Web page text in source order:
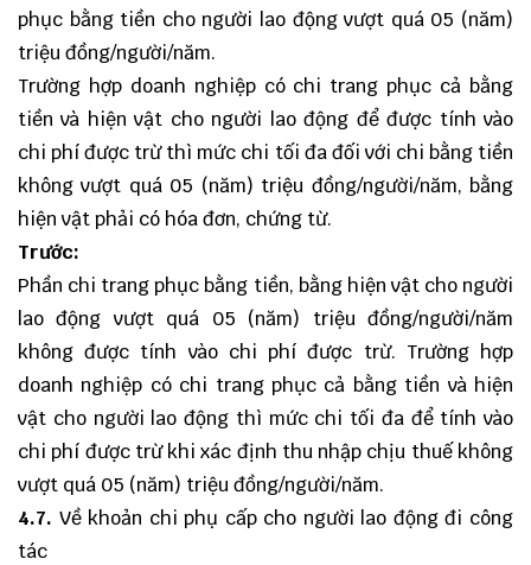
phục bằng tiền cho người lao động vượt quá 05 (năm)
triệu đồng/người/năm.
Trường hợp doanh nghiệp có chi trang phục cả bằng
tiền và hiện vật cho người lao động để được tính vào
chi phí được trừ thì mức chi tối đa đối với chi bằng tiền
không vượt quá 05 (năm) triệu đồng/người/năm, bằng
hiện vật phải có hóa đơn, chứng từ.
Trước:
Phần chi trang phục bằng tiền, bằng hiện vật cho người
lao động vượt quá 05 (năm) triệu đồng/người/năm
không được tính vào chi phí được trừ. Trường hợp
doanh nghiệp có chi trang phục cả bằng tiền và hiện
vật cho người lao động thì mức chi tối đa để tính vào
chi phí được trừ khi xác định thu nhập chịu thuế không
vượt quá 05 (năm) triệu đồng/người/năm.
4.7. Về khoản chi phụ cấp cho người lao động đi công
tác